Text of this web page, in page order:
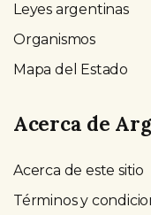
Leyes argentinas
Organismos
Mapa del Estado
Acerca de
Acerca de este sitio
Términos y